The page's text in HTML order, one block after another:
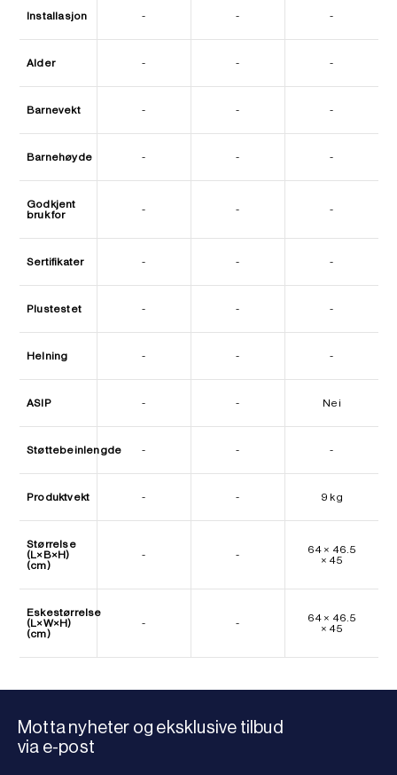
Installasjon - - -
Alder - - -
Barnevekt - - -
Barnehøyde - - -
Godkjent
bruk for
- - -
Sertifikater - - -
Plustestet - - -
Helning - - -
ASIP - - Nei
Støttebeinlengde - - -
Produktvekt - - 9 kg
Størrelse
(L×B×H)
(cm)
- -
64 × 46.5
× 45
Eskestørrelse
(L×W×H)
(cm)
- -
64 × 46.5
× 45
Motta nyheter og eksklusive tilbud
via e-post